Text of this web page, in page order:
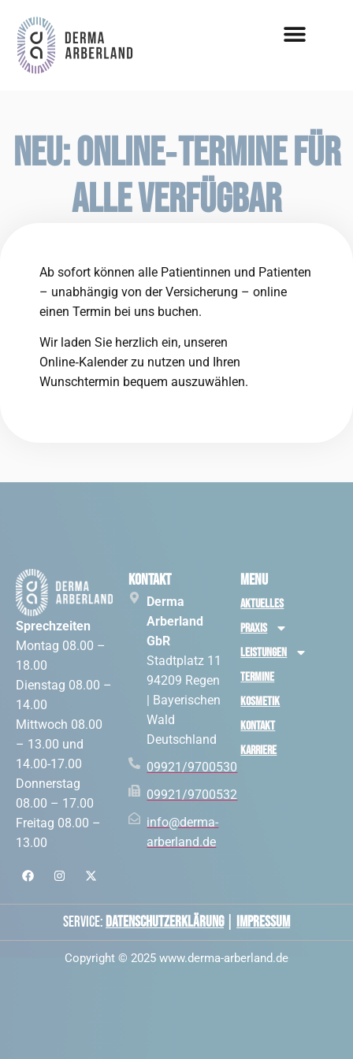
Neu: Online‑Termine für
alle verfügbar
Ab sofort können alle Patientinnen und Patienten
– unabhängig von der Versicherung – online
einen Termin bei uns buchen.
Wir laden Sie herzlich ein, unseren
Online‑Kalender zu nutzen und Ihren
Wunschtermin bequem auszuwählen.
Sprechzeiten
Montag 08.00 –
18.00
Dienstag 08.00 –
14.00
Mittwoch 08.00
– 13.00 und
14.00-17.00
Donnerstag
08.00 – 17.00
Freitag 08.00 –
13.00
Kontakt
Derma
Arberland
GbR
Stadtplatz 11
94209 Regen
| Bayerischen
Wald
Deutschland
09921/9700530
09921/9700532
info@derma-
arberland.de
Menu
Aktuelles
Praxis
Leistungen
Termine
Kosmetik
Kontakt
Karriere
Service:Datenschutzerklärung| Impressum
Copyright © 2025 www.derma-arberland.de